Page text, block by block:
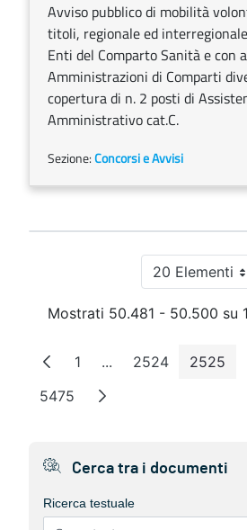
Avviso pubblico di mobilità
titoli, regionale ed
Enti del Comparto Sanità e con
Amministrazioni di Comparti
copertura di n. 2 posti di
Amministrativo cat.C.
Sezione:Concorsi e Avvisi
20 Elementi
Per
Mostrati 50.481 - 50.500 su
Pagina
1 ...Pagine intermedie
Pagina
2524 2525
Pagina
5475
Cerca tra i documenti
Ricerca testuale